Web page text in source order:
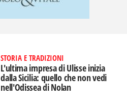
STORIA E TRADIZIONI
L'ultima impresa di Ulisse inizia
dalla Sicilia: quello che non vedi
nell'Odissea di Nolan